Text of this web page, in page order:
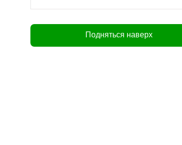
03:23
03:23
Подняться наверх